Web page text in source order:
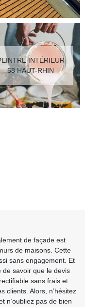
INTÉRIEUR
68 HAUT-RHIN
de façade est
de maisons. Cette
sans engagement. Et
de savoir que le devis
sans frais et
clients. Alors, n’hésitez
n’oubliez pas de bien